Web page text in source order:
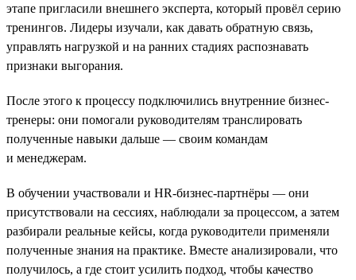
этапе пригласили внешнего эксперта, который провёл серию
тренингов. Лидеры изучали, как давать обратную связь,
управлять нагрузкой и на ранних стадиях распознавать
признаки выгорания.
После этого к процессу подключились внутренние бизнес-
тренеры: они помогали руководителям транслировать
полученные навыки дальше — своим командам
и менеджерам.
В обучении участвовали и HR-бизнес-партнёры — они
присутствовали на сессиях, наблюдали за процессом, а затем
разбирали реальные кейсы, когда руководители применяли
полученные знания на практике. Вместе анализировали, что
получилось, а где стоит усилить подход, чтобы качество